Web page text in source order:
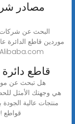
مصادر
عالية الجهد 220 كيلو فولت بأفضل الأسعار في Alibaba.com
قاطع
منتجات عالية
الطاقة منخفضة الجهد بالجملة من مجموعة W9! قواطع